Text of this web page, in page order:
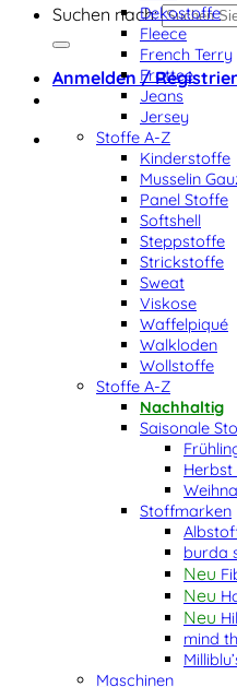
Suchen nach:
Anmelden /
Dekostoffe
Fleece
French Terry
Frottee
Jeans
Jersey
Stoffe A-Z
Kinderstoffe
Musselin
Panel Stoffe
Softshell
Steppstoffe
Strickstoffe
Sweat
Viskose
Waffelpiqué
Walkloden
Wollstoffe
Stoffe A-Z
Nachhaltig
Saisonale
Stoffmarken
burda
mind
Maschinen